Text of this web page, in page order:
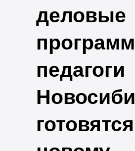
деловые
педагоги